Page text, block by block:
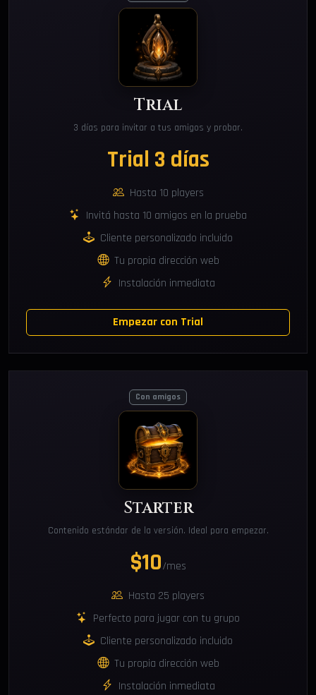
Trial
3 días para invitar a tus amigos y probar.
Trial 3 días
Hasta 10 players
Invitá hasta 10 amigos en la prueba
Cliente personalizado incluido
Tu propia dirección web
Instalación inmediata
Empezar con Trial
Con amigos
Starter
Contenido estándar de la versión. Ideal para empezar.
$10/mes
Hasta 25 players
Perfecto para jugar con tu grupo
Cliente personalizado incluido
Tu propia dirección web
Instalación inmediata